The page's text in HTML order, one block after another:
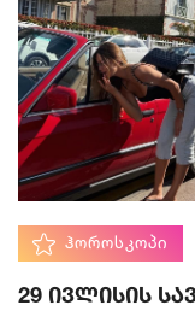
ᲰᲝᲠᲝᲡᲙᲝᲞᲘ
29 ივლისის